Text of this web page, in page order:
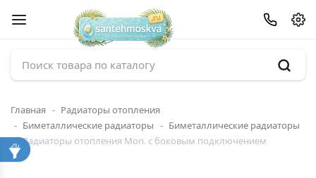
Главная
Радиаторы отопления
Биметаллические радиаторы
Биметаллические радиаторы
Радиаторы отопления Mon. с боковым подключением